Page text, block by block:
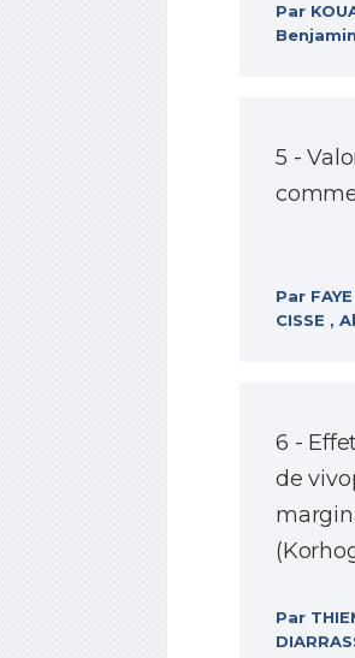
Par
5 -
Par
CISSE ,
6 -
de
Par